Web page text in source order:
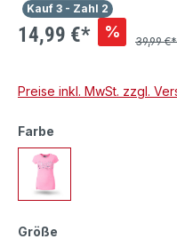
Kauf 3 - Zahl 2
14,99 €* %
39,99
Preise inkl. MwSt. zzgl.
Farbe
Größe